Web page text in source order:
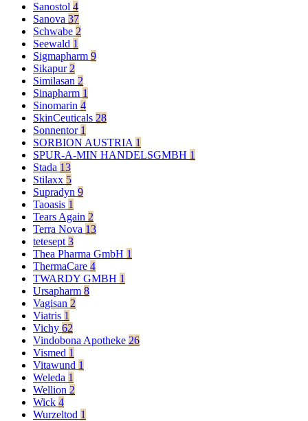
Sanostol 4
Sanova 37
Schwabe 2
Seewald 1
Sigmapharm 9
Sikapur 2
Similasan 2
Sinapharm 1
Sinomarin 4
SkinCeuticals 28
Sonnentor 1
SORBION AUSTRIA 1
SPUR-A-MIN HANDELSGMBH 1
Stada 13
Stilaxx 5
Supradyn 9
Taoasis 1
Tears Again 2
Terra Nova 13
tetesept 3
Thea Pharma GmbH 1
ThermaCare 4
TWARDY GMBH 1
Ursapharm 8
Vagisan 2
Viatris 1
Vichy 62
Vindobona Apotheke 26
Vismed 1
Vitawund 1
Weleda 1
Wellion 2
Wick 4
Wurzeltod 1